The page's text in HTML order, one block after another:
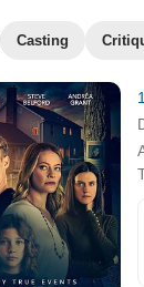
Casting